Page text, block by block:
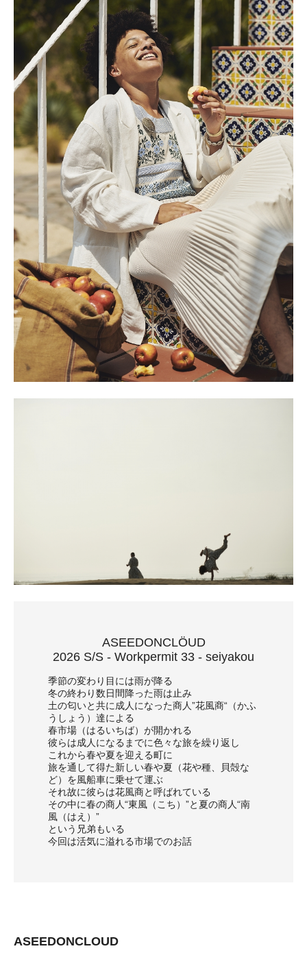
ASEEDONCLÖUD
2026 S/S - Workpermit 33 - seiyakou
季節の変わり目には雨が降る
冬の終わり数日間降った雨は止み
土の匂いと共に成人になった商人”花風商“（かふ
うしょう）達による
春市場（はるいちば）が開かれる
彼らは成人になるまでに色々な旅を繰り返し
これから春や夏を迎える町に
旅を通して得た新しい春や夏（花や種、貝殻な
ど）を風船車に乗せて運ぶ
それ故に彼らは花風商と呼ばれている
その中に春の商人“東風（こち）”と夏の商人“南
風（はえ）”
という兄弟もいる
今回は活気に溢れる市場でのお話
ASEEDONCLOUD